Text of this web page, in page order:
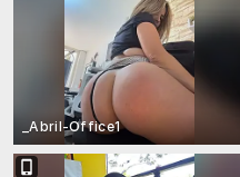
_Abril-Office1